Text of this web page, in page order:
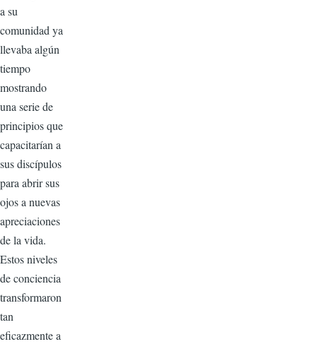
a su
comunidad ya
llevaba algún
tiempo
mostrando
una serie de
principios que
capacitarían a
sus discípulos
para abrir sus
ojos a nuevas
apreciaciones
de la vida.
Estos niveles
de conciencia
transformaron
tan
eficazmente a